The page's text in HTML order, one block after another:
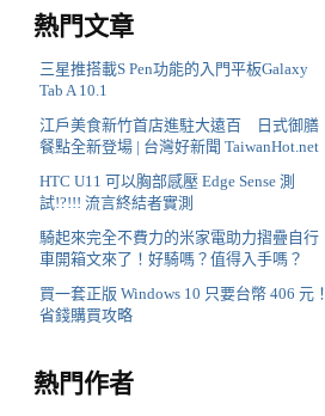
熱門文章
三星推搭載S Pen功能的入門平板Galaxy
Tab A 10.1
江戶美食新竹首店進駐大遠百 日式御膳
餐點全新登場 | 台灣好新聞 TaiwanHot.net
HTC U11 可以胸部感壓 Edge Sense 測
試!?!!! 流言終結者實測
騎起來完全不費力的米家電助力摺疊自行
車開箱文來了！好騎嗎？值得入手嗎？
買一套正版 Windows 10 只要台幣 406 元！
省錢購買攻略
熱門作者